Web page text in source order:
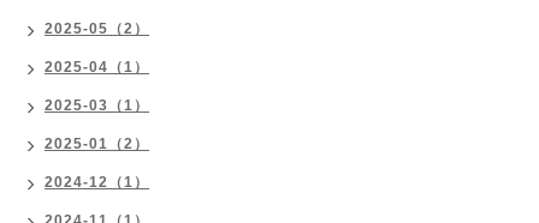
2025-05（2）
2025-04（1）
2025-03（1）
2025-01（2）
2024-12（1）